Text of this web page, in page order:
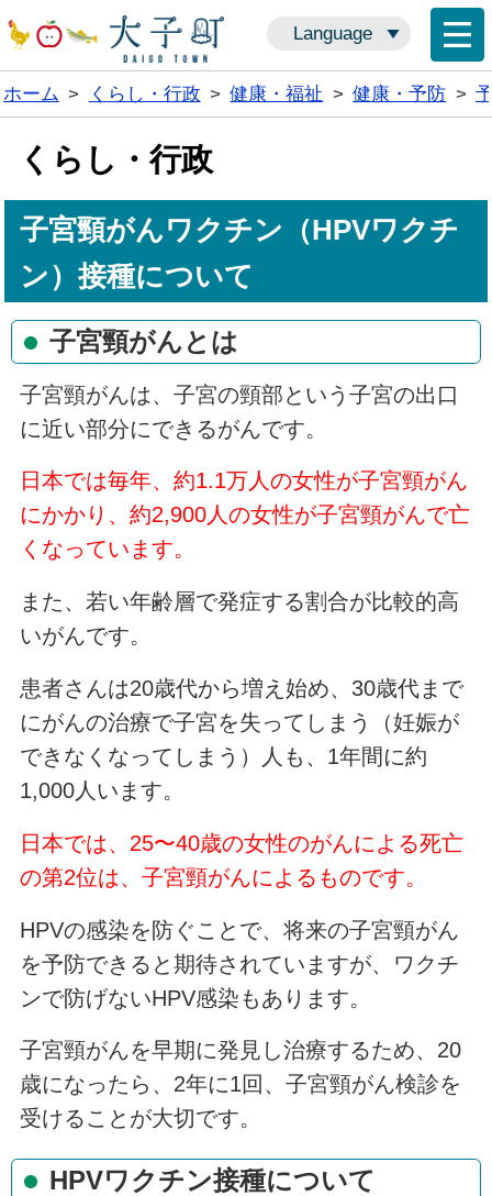
Language
ホーム > くらし・行政 > 健康・福祉 > 健康・予防 >
くらし・行政
子宮頸がんワクチン（HPVワクチ
ン）接種について
子宮頸がんとは
子宮頸がんは、子宮の頸部という子宮の出口
に近い部分にできるがんです。
日本では毎年、約1.1万人の女性が子宮頸がん
にかかり、約2,900人の女性が子宮頸がんで亡
くなっています。
また、若い年齢層で発症する割合が比較的高
いがんです。
患者さんは20歳代から増え始め、30歳代まで
にがんの治療で子宮を失ってしまう（妊娠が
できなくなってしまう）人も、1年間に約
1,000人います。
日本では、25〜40歳の女性のがんによる死亡
の第2位は、子宮頸がんによるものです。
HPVの感染を防ぐことで、将来の子宮頸がん
を予防できると期待されていますが、ワクチ
ンで防げないHPV感染もあります。
子宮頸がんを早期に発見し治療するため、20
歳になったら、2年に1回、子宮頸がん検診を
受けることが大切です。
HPVワクチン接種について